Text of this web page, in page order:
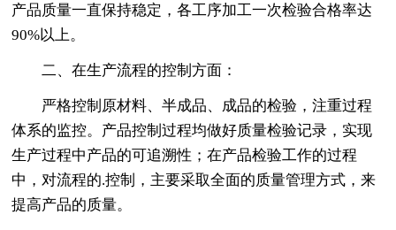
产品质量一直保持稳定，各工序加工一次检验合格率达
90%以上。
二、在生产流程的控制方面：
严格控制原材料、半成品、成品的检验，注重过程
体系的监控。产品控制过程均做好质量检验记录，实现
生产过程中产品的可追溯性；在产品检验工作的过程
中，对流程的.控制，主要采取全面的质量管理方式，来
提高产品的质量。